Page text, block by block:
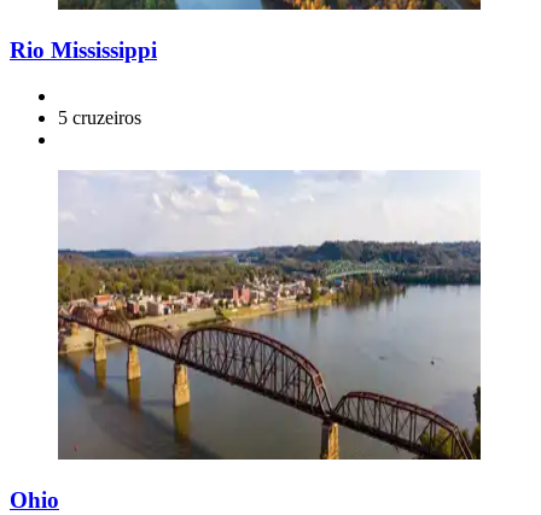
Rio Mississippi
5 cruzeiros
Ohio